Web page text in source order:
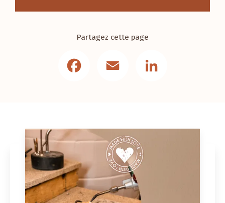
Partagez cette page